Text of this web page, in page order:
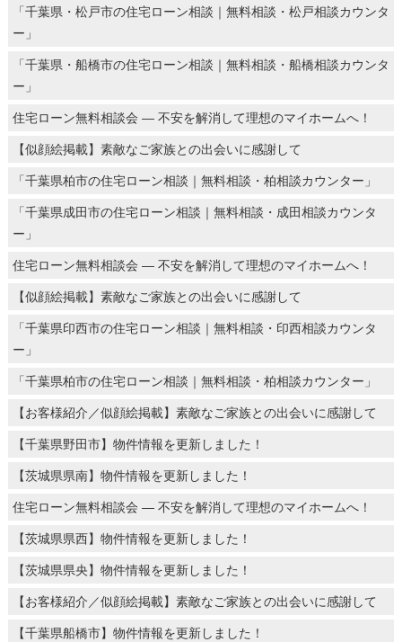
「千葉県・松戸市の住宅ローン相談｜無料相談・松戸相談カウンタ
ー」
「千葉県・船橋市の住宅ローン相談｜無料相談・船橋相談カウンタ
ー」
住宅ローン無料相談会 ― 不安を解消して理想のマイホームへ！
【似顔絵掲載】素敵なご家族との出会いに感謝して
「千葉県柏市の住宅ローン相談｜無料相談・柏相談カウンター」
「千葉県成田市の住宅ローン相談｜無料相談・成田相談カウンタ
ー」
住宅ローン無料相談会 ― 不安を解消して理想のマイホームへ！
【似顔絵掲載】素敵なご家族との出会いに感謝して
「千葉県印西市の住宅ローン相談｜無料相談・印西相談カウンタ
ー」
「千葉県柏市の住宅ローン相談｜無料相談・柏相談カウンター」
【お客様紹介／似顔絵掲載】素敵なご家族との出会いに感謝して
【千葉県野田市】物件情報を更新しました！
【茨城県県南】物件情報を更新しました！
住宅ローン無料相談会 ― 不安を解消して理想のマイホームへ！
【茨城県県西】物件情報を更新しました！
【茨城県県央】物件情報を更新しました！
【お客様紹介／似顔絵掲載】素敵なご家族との出会いに感謝して
【千葉県船橋市】物件情報を更新しました！